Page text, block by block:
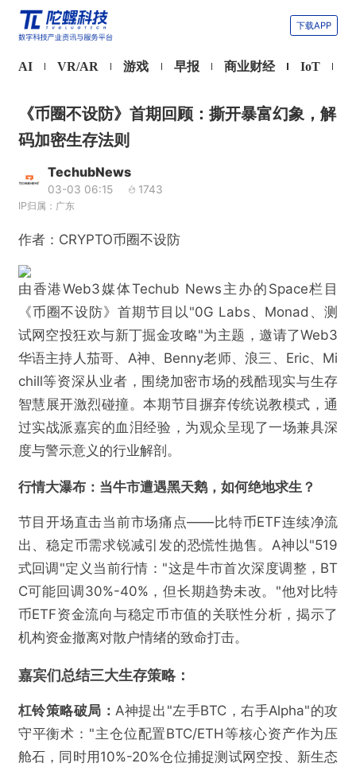
下载APP
AI VR/AR 游戏 早报 商业财经 IoT
《币圈不设防》首期回顾：撕开暴富幻象，解
码加密生存法则
TechubNews
03-03 06:15 1743
IP归属：广东
作者：CRYPTO币圈不设防
由香港Web3媒体Techub News主办的Space栏目
《币圈不设防》首期节目以"0G Labs、Monad、测
试网空投狂欢与新丁掘金攻略"为主题，邀请了Web3
华语主持人茄哥、A神、Benny老师、浪三、Eric、Mi
chill等资深从业者，围绕加密市场的残酷现实与生存
智慧展开激烈碰撞。本期节目摒弃传统说教模式，通
过实战派嘉宾的血泪经验，为观众呈现了一场兼具深
度与警示意义的行业解剖。
行情大瀑布：当牛市遭遇黑天鹅，如何绝地求生？
节目开场直击当前市场痛点——比特币ETF连续净流
出、稳定币需求锐减引发的恐慌性抛售。A神以"519
式回调"定义当前行情："这是牛市首次深度调整，BT
C可能回调30%-40%，但长期趋势未改。"他对比特
币ETF资金流向与稳定币市值的关联性分析，揭示了
机构资金撤离对散户情绪的致命打击。
嘉宾们总结三大生存策略：
杠铃策略破局：A神提出"左手BTC，右手Alpha"的攻
守平衡术："主仓位配置BTC/ETH等核心资产作为压
舱石，同时用10%-20%仓位捕捉测试网空投、新生态